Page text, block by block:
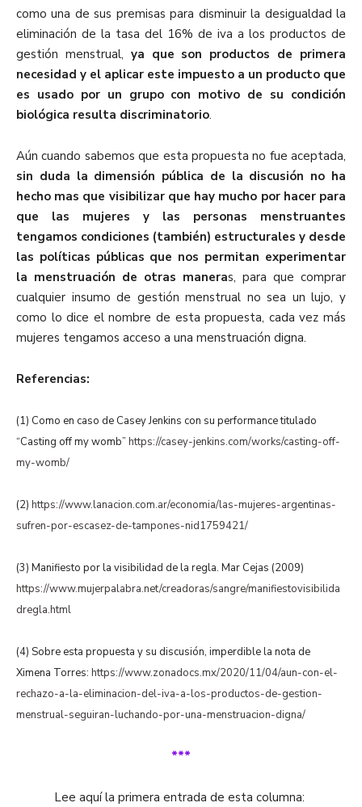
como una de sus premisas para disminuir la desigualdad la
eliminación de la tasa del 16% de iva a los productos de
gestión menstrual, ya que son productos de primera
necesidad y el aplicar este impuesto a un producto que
es usado por un grupo con motivo de su condición
biológica resulta discriminatorio.
Aún cuando sabemos que esta propuesta no fue aceptada,
sin duda la dimensión pública de la discusión no ha
hecho mas que visibilizar que hay mucho por hacer para
que las mujeres y las personas menstruantes
tengamos condiciones (también) estructurales y desde
las políticas públicas que nos permitan experimentar
la menstruación de otras maneras, para que comprar
cualquier insumo de gestión menstrual no sea un lujo, y
como lo dice el nombre de esta propuesta, cada vez más
mujeres tengamos acceso a una menstruación digna.
Referencias:
(1) Como en caso de Casey Jenkins con su performance titulado
“Casting off my womb” https://casey-jenkins.com/works/casting-off-
my-womb/
(2) https://www.lanacion.com.ar/economia/las-mujeres-argentinas-
sufren-por-escasez-de-tampones-nid1759421/
(3) Manifiesto por la visibilidad de la regla. Mar Cejas (2009)
https://www.mujerpalabra.net/creadoras/sangre/manifiestovisibilida
dregla.html
(4) Sobre esta propuesta y su discusión, imperdible la nota de
Ximena Torres: https://www.zonadocs.mx/2020/11/04/aun-con-el-
rechazo-a-la-eliminacion-del-iva-a-los-productos-de-gestion-
menstrual-seguiran-luchando-por-una-menstruacion-digna/
***
Lee aquí la primera entrada de esta columna: